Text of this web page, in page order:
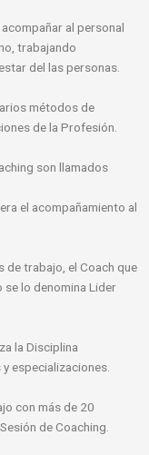
al personal
trabajando
del las personas.
métodos de
de la Profesión.
son llamados
el acompañamiento al
de trabajo, el Coach que
se lo denomina Lider
la Disciplina
especializaciones.
con más de 20
de Coaching.